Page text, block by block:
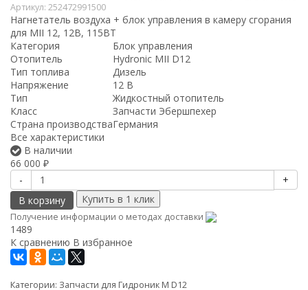
Артикул: 252472991500
Нагнетатель воздуха + блок управления в камеру сгорания
для MII 12, 12В, 115ВТ
Категория
Блок управления
Отопитель
Hydronic MII D12
Тип топлива
Дизель
Напряжение
12 В
Тип
Жидкостный отопитель
Класс
Запчасти Эбершпехер
Страна производстваГермания
Все характеристики
В наличии
66 000 ₽
-
+
В корзину
Получение информации о методах доставки
1489
К сравнению В избранное
Категории: Запчасти для Гидроник M D12